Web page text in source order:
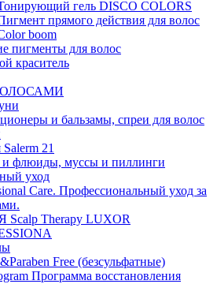
гель DISCO COLORS
прямого действия для волос
boom
пигменты для волос
краситель
и бальзамы, спреи для волос
21
и флюиды, муссы и пиллинги
уход
Care. Профессиональный уход за
Scalp Therapy LUXOR
Free (безсульфатные)
Программа восстановления